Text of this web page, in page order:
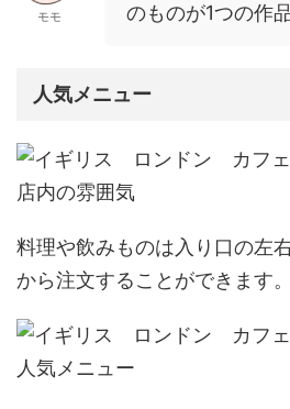
モモ
のものが1つの作
人気メニュー
料理や飲みものは入り口の左
から注文することができます。